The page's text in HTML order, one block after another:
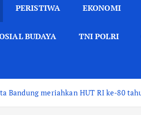
PERISTIWA EKONOMI
BUDAYA TNI POLRI
Bandung meriahkan HUT RI ke-80